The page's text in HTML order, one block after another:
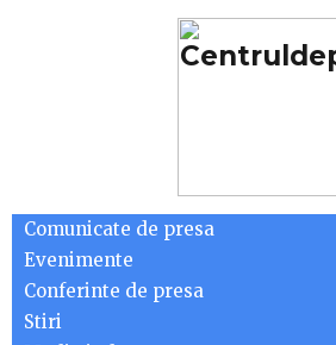
Comunicate de presa
Evenimente
Conferinte de presa
Stiri